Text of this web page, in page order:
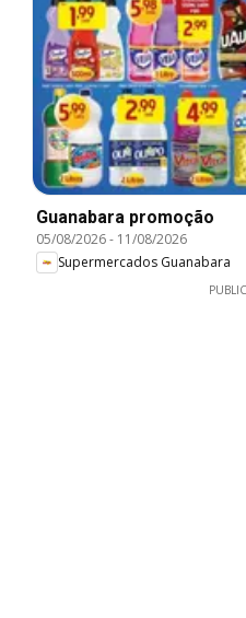
Guanabara promoção
05/08/2026- 11/08/2026
Supermercados Guanabara